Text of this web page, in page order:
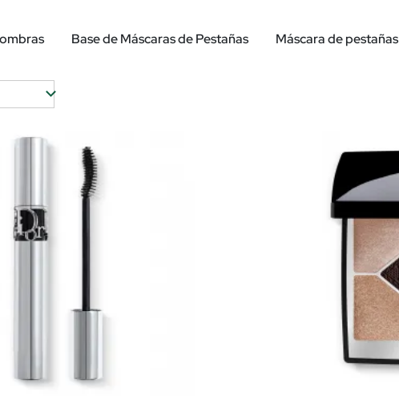
Base de Máscaras de Pestañas Máscara de pestañas